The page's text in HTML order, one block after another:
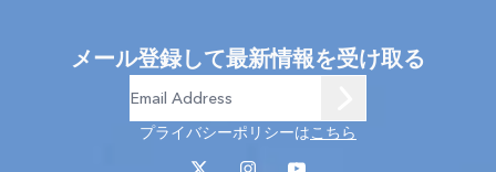
メール登録して最新情報を受け取る
プライバシーポリシーはこちら